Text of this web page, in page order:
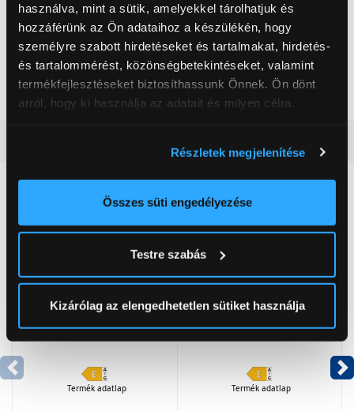
használva, mint a sütik, amelyekkel tárolhatjuk és
hozzáférünk az Ön adataihoz a készülékén, hogy
személyre szabott hirdetéseket és tartalmakat, hirdetés-
és tartalommérést, közönségbetekintéseket, valamint
termékfejlesztéseket biztosíthassunk Önnek. Ön dönt
arról, hogy ki használja az adatait és milyen célra.
elhelyezkedéséről pár méteres pontossággal
Az Ön készülékén beazonosítása annak konkrét
módjairól és adja meg preferenciáit aRészletek
pontban. Bármikor módosíthatja vagy visszavonhatja a
Sütinyilatkozathoz való hozzájárulását.
okat használ, melyeket az Ön gépén tárol a rendszer. A
cookie-k személyazonosítására nem alkalmasak,
szolgáltatásaink biztosításához szükségesek. Az oldal
Részletek megjelenítése
Összes süti engedélyezése
Testre szabás
Kizárólag az elengedhetetlen sütiket használja
https://innpro.eu/
44-200, Rybnik, Lengyelország, Rudzka 65c
Szín
Fekete
Űrtartalom
Termék adatlap Termék adatlap